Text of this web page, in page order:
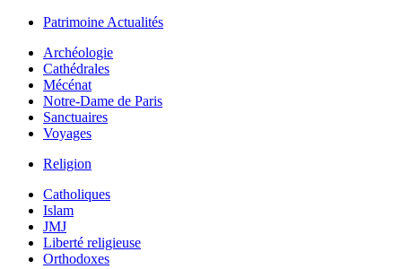
Patrimoine Actualités
Archéologie
Cathédrales
Mécénat
Notre-Dame de Paris
Sanctuaires
Voyages
Religion
Catholiques
Islam
JMJ
Liberté religieuse
Orthodoxes